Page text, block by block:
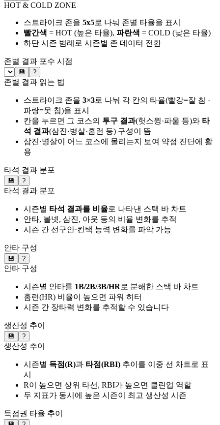
HOT & COLD ZONE
스트라이크 존을 5x5로 나눠 존별 타율을 표시
빨간색 = HOT (높은 타율), 파란색 = COLD (낮은 타율)
하단 시즌 범례로 시즌별 존 데이터 전환
존별 결과 포수 시점
💾 ?
존별 결과 읽는 법
스트라이크 존을 3×3로 나눠 각 칸의 타율(빨강=잘 침 ·
파랑=못 침)을 표시
칸을 누르면 그 코스의 투구 결과(헛스윙·파울 등)와 타
석 결과(삼진·병살·홈런 등) 구성이 뜸
삼진·병살이 어느 코스에 몰리는지 보여 약점 진단에 활
용
타석 결과 분포
💾 ?
타석 결과 분포
시즌별 타석 결과를 비율로 나타낸 스택 바 차트
안타, 볼넷, 삼진, 아웃 등의 비율 변화를 추적
시즌 간 선구안·컨택 능력 변화를 파악 가능
안타 구성
💾 ?
안타 구성
시즌별 안타를 1B/2B/3B/HR로 분해한 스택 바 차트
홈런(HR) 비율이 높으면 파워 히터
시즌 간 장타력 변화를 추적할 수 있습니다
생산성 추이
💾 ?
생산성 추이
시즌별 득점(R)과 타점(RBI) 추이를 이중 선 차트로 표
시
R이 높으면 상위 타선, RBI가 높으면 클린업 역할
두 지표가 동시에 높은 시즌이 최고 생산성 시즌
득점권 타율 추이